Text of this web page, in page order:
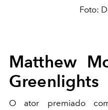
Foto:
Matthew
Greenlights
O ator premiado